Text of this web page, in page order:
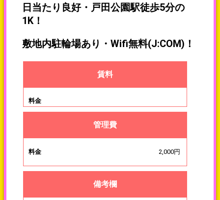
日当たり良好・戸田公園駅徒歩5分の
1K！
敷地内駐輪場あり・Wifi無料(J:COM)！
賃料
管理費
2,000円
備考欄